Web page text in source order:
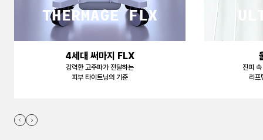
4세대 써마지 FLX
강력한 고주파가 전달하는
피부 타이트닝의 기준
진피
리프